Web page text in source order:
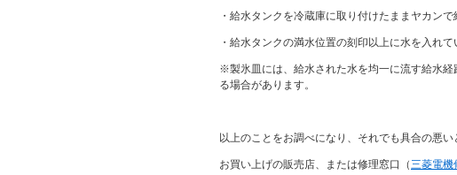
・給水タンクを冷蔵庫に取り付けたままヤカンで
・給水タンクの満水位置の刻印以上に水を入れて
※製氷皿には、給水された水を均一に流す給水
る場合があります。
以上のことをお調べになり、それでも具合の悪
お買い上げの販売店、または修理窓口（三菱電機